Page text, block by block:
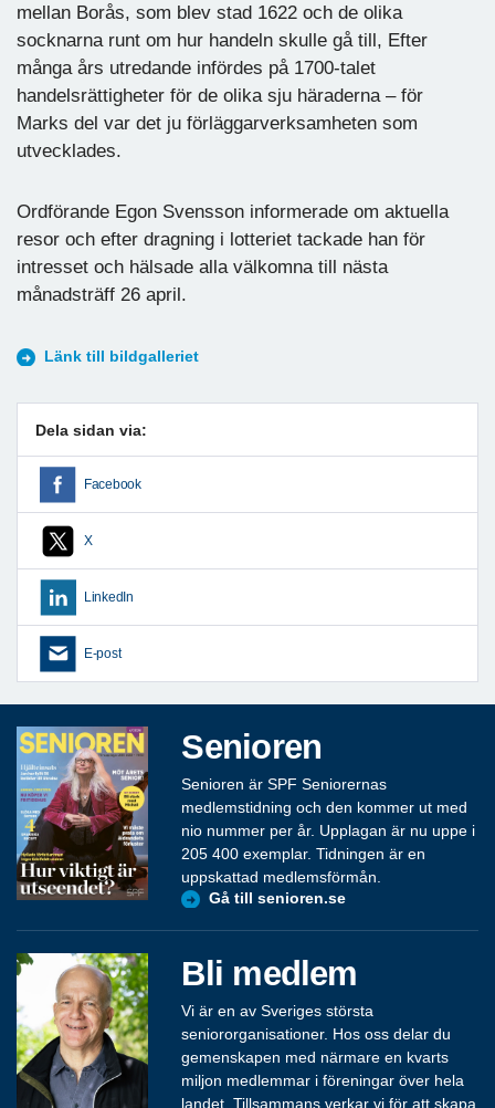
mellan Borås, som blev stad 1622 och de olika
socknarna runt om hur handeln skulle gå till, Efter
många års utredande infördes på 1700-talet
handelsrättigheter för de olika sju häraderna – för
Marks del var det ju förläggarverksamheten som
utvecklades.
Ordförande Egon Svensson informerade om aktuella
resor och efter dragning i lotteriet tackade han för
intresset och hälsade alla välkomna till nästa
månadsträff 26 april.
Länk till bildgalleriet
Dela sidan via:
Facebook
X
LinkedIn
E-post
Senioren
Senioren är SPF Seniorernas
medlemstidning och den kommer ut med
nio nummer per år. Upplagan är nu uppe i
205 400 exemplar. Tidningen är en
uppskattad medlemsförmån.
Gå till senioren.se
Bli medlem
Vi är en av Sveriges största
seniororganisationer. Hos oss delar du
gemenskapen med närmare en kvarts
miljon medlemmar i föreningar över hela
landet. Tillsammans verkar vi för att skapa